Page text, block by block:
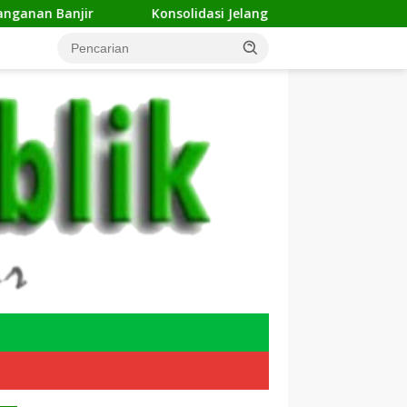
Konsolidasi Jelang Musda, 11 DPC ForKABI Depok